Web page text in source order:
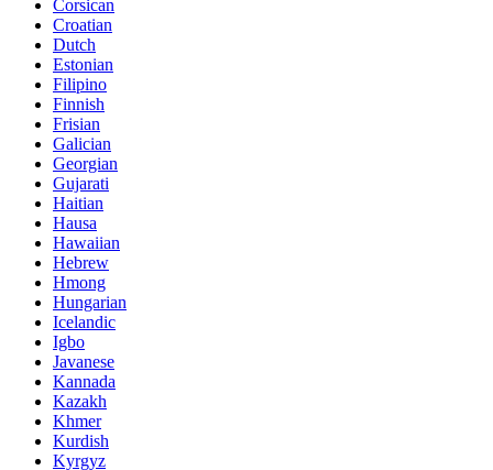
Corsican
Croatian
Dutch
Estonian
Filipino
Finnish
Frisian
Galician
Georgian
Gujarati
Haitian
Hausa
Hawaiian
Hebrew
Hmong
Hungarian
Icelandic
Igbo
Javanese
Kannada
Kazakh
Khmer
Kurdish
Kyrgyz